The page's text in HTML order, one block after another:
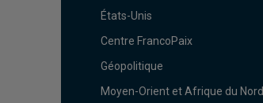
États-Unis
Centre FrancoPaix
Géopolitique
Moyen-Orient et Afrique du Nord